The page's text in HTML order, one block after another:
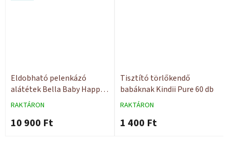
Eldobható pelenkázó
alátétek Bella Baby Happy
60x60 30 db
RAKTÁRON
10 900 Ft
Tisztító törlőkendő
babáknak Kindii Pure 60 db
RAKTÁRON
1 400 Ft